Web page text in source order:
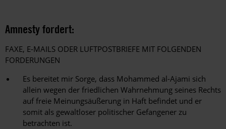
Amnesty fordert:
FAXE, E-MAILS ODER LUFTPOSTBRIEFE MIT FOLGENDEN
FORDERUNGEN
Es bereitet mir Sorge, dass Mohammed al-Ajami sich
allein wegen der friedlichen Wahrnehmung seines Rechts
auf freie Meinungsäußerung in Haft befindet und er
somit als gewaltloser politischer Gefangener zu
betrachten ist.